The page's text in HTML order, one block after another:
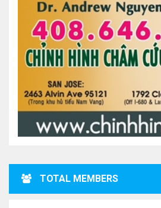
TOTAL MEMBERS